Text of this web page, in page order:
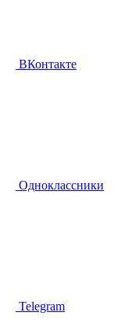
ВКонтакте
Одноклассники
Telegram